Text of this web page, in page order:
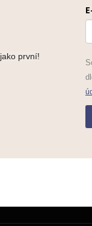
jako první!